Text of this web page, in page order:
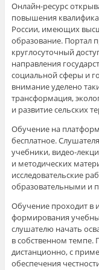
Онлайн-ресурс
повышения
России, имеющих
образование. Портал
круглосуточный
направления
социальной сферы и
внимание уделено
трансформация,
и развитие сельских
Обучение на
бесплатное.
учебники, видео-
и методических
исследовательские
образовательными и
Обучение проходит в
формирования
слушателю начать
в собственном темпе.
дистанционно, с
обеспечения